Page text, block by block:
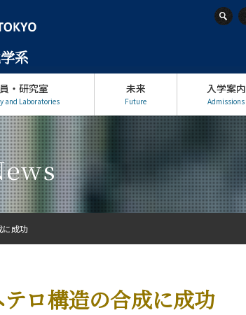
系
・研究室
and Laboratories
未来
Future
入学案内
Admissions
ロ構造の合成に成功
に成功